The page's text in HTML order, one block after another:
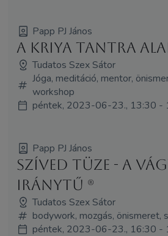
Papp PJ János
A Kriya Tantra
Tudatos Szex Sátor
Jóga, meditáció, mentor,
workshop
péntek, 2023-06-23., 13:30 -
Papp PJ János
Szíved Tüze - A
iránytű (R)
Tudatos Szex Sátor
bodywork, mozgás, önismeret,
péntek, 2023-06-23., 16:30 -